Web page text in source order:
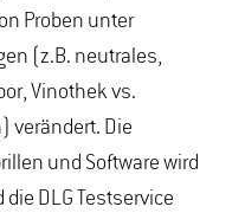
Proben unter
(z.B. neutrales,
Vinothek vs.
verändert. Die
und Software wird
die DLG Testservice